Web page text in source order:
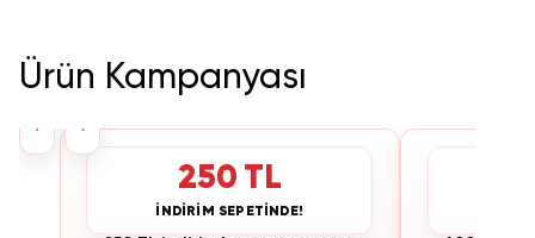
Ürün Kampanyası
‹
›
250 TL
İNDİRİM SEPETİNDE!